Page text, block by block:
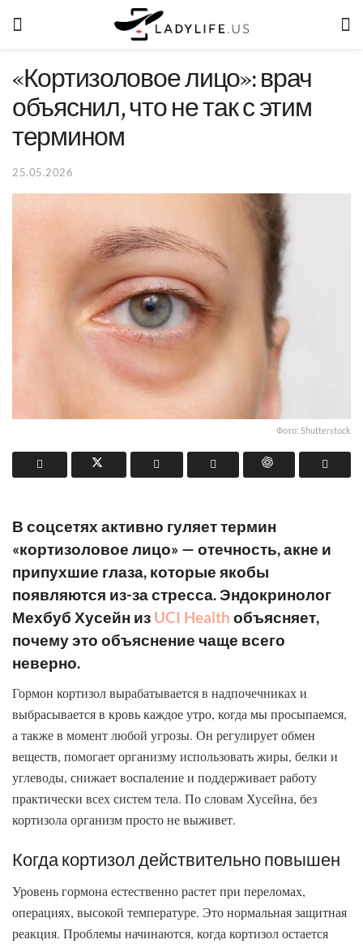
«Кортизоловое лицо»: врач
объяснил, что не так с этим
термином
25.05.2026
Фото: Shutterstock
В соцсетях активно гуляет термин
«кортизоловое лицо» — отечность, акне и
припухшие глаза, которые якобы
появляются из-за стресса. Эндокринолог
Мехбуб Хусейн из UCI Health объясняет,
почему это объяснение чаще всего
неверно.
Гормон кортизол вырабатывается в надпочечниках и
выбрасывается в кровь каждое утро, когда мы просыпаемся,
а также в момент любой угрозы. Он регулирует обмен
веществ, помогает организму использовать жиры, белки и
углеводы, снижает воспаление и поддерживает работу
практически всех систем тела. По словам Хусейна, без
кортизола организм просто не выживет.
Когда кортизол действительно повышен
Уровень гормона естественно растет при переломах,
операциях, высокой температуре. Это нормальная защитная
реакция. Проблемы начинаются, когда кортизол остается